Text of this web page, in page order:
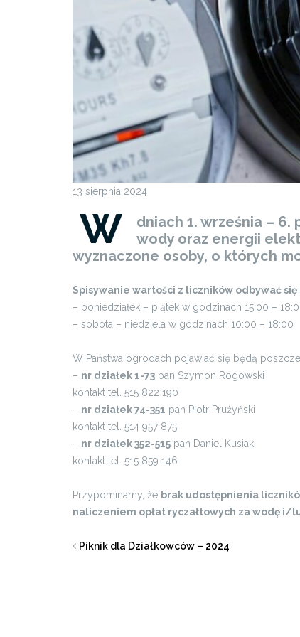
13 sierpnia 2024
W
dniach 1. września –
wody oraz energii
wyznaczone osoby, o których
Spisywanie wartości z liczników odbywać
– poniedziałek – piątek w godzinach 15:00 –
– sobota – niedziela w godzinach 10:00 – 18:00
W Państwa ogrodach pojawiać się będą
– nr działek 1-73 pan Szymon Rogowski
kontakt tel. 515 822 190
– nr działek 74-351 pan Piotr Prużyński
kontakt tel. 514 957 875
– nr działek 352-515 pan Daniel Kusiak
kontakt tel. 515 859 146
Przypominamy, że brak udostępnienia
naliczeniem opłat ryczałtowych za wodę i/
Piknik dla Działkowców – 2024